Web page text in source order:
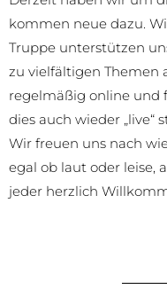
kommen neue dazu.
Truppe unterstützen
zu vielfältigen Themen
regelmäßig online und
dies auch wieder „live“
Wir freuen uns nach
egal ob laut oder leise,
jeder herzlich